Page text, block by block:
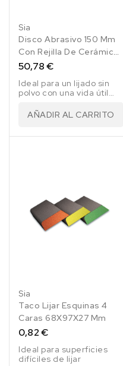
Sia
Disco Abrasivo 150 Mm
Con Rejilla De Cerámica
50 Uds.
50,78 €
Ideal para un lijado sin
polvo con una vida útil
AÑADIR AL CARRITO
Sia
Taco Lijar Esquinas 4
Caras 68X97X27 Mm
0,82 €
Ideal para superficies
difíciles de lijar